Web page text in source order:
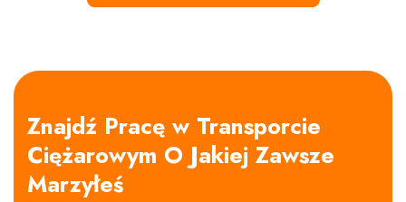
Znajdź Pracę w Transporcie
Ciężarowym O Jakiej Zawsze
Marzyłeś